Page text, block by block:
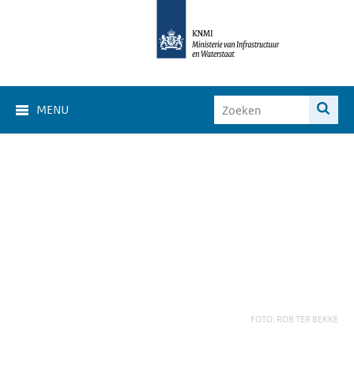
MENU
FOTO: ROB TER BEKKE